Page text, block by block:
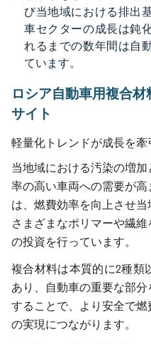
び当地域における排出
車セクターの成長は鈍
れるまでの数年間は自
ています。
ロシア自動車用複合
サイト
軽量化トレンドが成長を牽
当地域における汚染の増
率の高い車両への需要が
は、燃費効率を向上させ当
さまざまなポリマーや繊
の投資を行っています。
複合材料は本質的に2種類
あり、自動車の重要な部
することで、より安全で
の実現につながります。